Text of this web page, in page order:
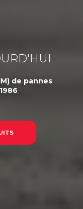
de pannes